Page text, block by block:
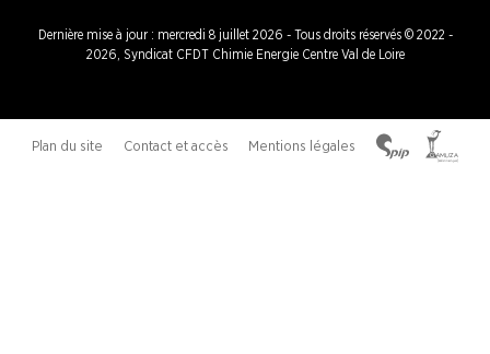
Dernière mise à jour : mercredi 8 juillet 2026 - Tous droits réservés © 2022 -
2026, Syndicat CFDT Chimie Energie Centre Val de Loire
Plan du site Contact et accès Mentions légales